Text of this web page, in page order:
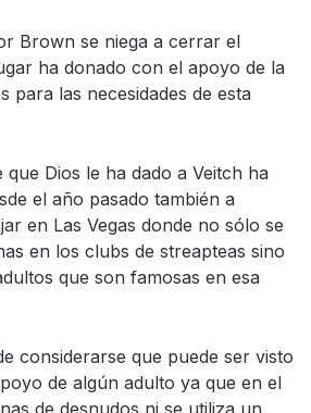
Brown se niega a cerrar el
ha donado con el apoyo de la
para las necesidades de esta
Dios le ha dado a Veitch ha
el año pasado también a
en Las Vegas donde no sólo se
en los clubs de streapteas sino
que son famosas en esa
considerarse que puede ser visto
de algún adulto ya que en el
de desnudos ni se utiliza un